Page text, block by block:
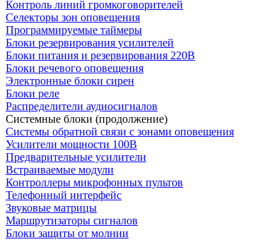
Контроль линий громкоговорителей
Селекторы зон оповещения
Программируемые таймеры
Блоки резервирования усилителей
Блоки питания и резервирования 220В
Блоки речевого оповещения
Электронные блоки сирен
Блоки реле
Распределители аудиосигналов
Системные блоки (продолжение)
Системы обратной связи с зонами оповещения
Усилители мощности 100В
Предварительные усилители
Встраиваемые модули
Контроллеры микрофонных пультов
Телефонный интерфейс
Звуковые матрицы
Маршрутизаторы сигналов
Блоки защиты от молнии